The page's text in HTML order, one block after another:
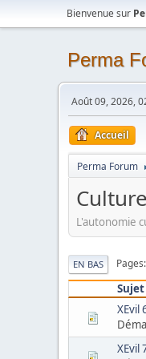
Bienvenue sur
Perma
Août 09, 2026,
Accueil
Perma Forum
L'autonomie
EN BAS Pages
Sujet
XEvil
XEvil